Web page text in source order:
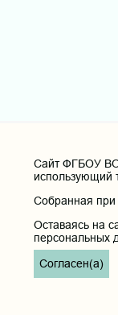
Cайт ФГБОУ ВО
использующий
Собранная при
Оставаясь на
персональных
Согласен(а)